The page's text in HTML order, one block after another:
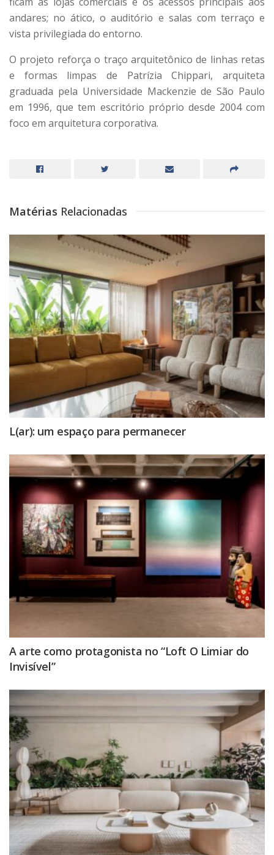
andares; no ático, o auditório e salas com terraço e
vista privilegiada do entorno.
O projeto reforça o traço arquitetônico de linhas retas
e formas limpas de Patrízia Chippari, arquiteta
graduada pela Universidade Mackenzie de São Paulo
em 1996, que tem escritório próprio desde 2004 com
foco em arquitetura corporativa.
Matérias Relacionadas
L(ar): um espaço para permanecer
A arte como protagonista no “Loft O Limiar do
Invisível”